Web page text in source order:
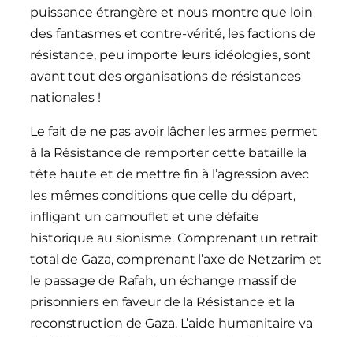
puissance étrangère et nous montre que loin
des fantasmes et contre-vérité, les factions de
résistance, peu importe leurs idéologies, sont
avant tout des organisations de résistances
nationales !
Le fait de ne pas avoir lâcher les armes permet
à la Résistance de remporter cette bataille la
tête haute et de mettre fin à l’agression avec
les mêmes conditions que celle du départ,
infligant un camouflet et une défaite
historique au sionisme. Comprenant un retrait
total de Gaza, comprenant l’axe de Netzarim et
le passage de Rafah, un échange massif de
prisonniers en faveur de la Résistance et la
reconstruction de Gaza. L’aide humanitaire va